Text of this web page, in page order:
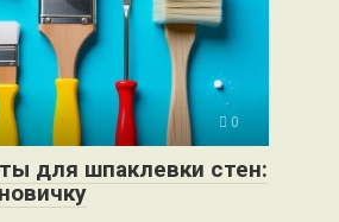
0
для шпаклевки стен: